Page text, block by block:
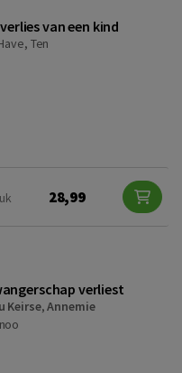
van een kind
Ten
28,99
verliest
Keirse,Annemie